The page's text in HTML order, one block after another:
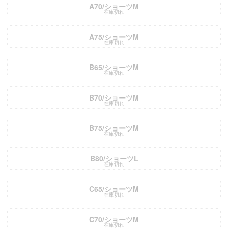
A70/ショーツM
在庫切れ
A75/ショーツM
在庫切れ
B65/ショーツM
在庫切れ
B70/ショーツM
在庫切れ
B75/ショーツM
在庫切れ
B80/ショーツL
在庫切れ
C65/ショーツM
在庫切れ
C70/ショーツM
在庫切れ